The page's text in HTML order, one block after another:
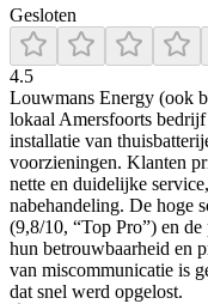
Gesloten
4.5
Louwmans Energy (ook
lokaal Amersfoorts
installatie van
voorzieningen. Klanten
nette en duidelijke
nabehandeling. De hoge
(9,8/10, “Top Pro”) en
hun betrouwbaarheid en
van miscommunicatie is
dat snel werd opgelost.